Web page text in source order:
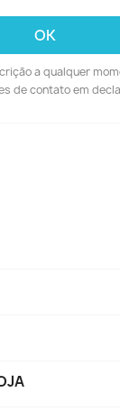
a qualquer
de contato em